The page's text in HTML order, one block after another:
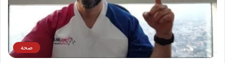
صحة